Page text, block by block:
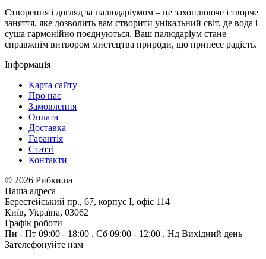
Створення і догляд за палюдаріумом – це захоплююче і творче
заняття, яке дозволить вам створити унікальний світ, де вода і
суша гармонійно поєднуються. Ваш палюдаріум стане
справжнім витвором мистецтва природи, що принесе радість.
Інформація
Карта сайту
Про нас
Замовлення
Оплата
Доставка
Гарантія
Статті
Контакти
© 2026 Рибки.ua
Наша адреса
Берестейський пр., 67, корпус І, офіс 114
Київ, Україна, 03062
Графік роботи
Пн - Пт 09:00 - 18:00 , Сб 09:00 - 12:00 , Нд Вихідний день
Зателефонуйте нам